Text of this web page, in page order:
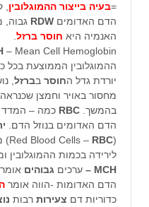
=בעיה בייצור ההמוגלובין,
הדם האדומים RDW
האנמיה היא חוסר ברזל.
– Mean Cell Hemoglobin מלמה מה היא
ההמוגלובין הממוצעת בכל
יורדת גדל החוסר בברזל,
מחסור באויר וחמצן
בהמשך. RBC כמה – המדד
הדם האדומים בנוזל הדם.
(Red Blood Cells –
RBC
)
לירידה בכמות ההמוגלובין
MCH –
ערכים גבוהים
הדם האדומות -הווה אומר
כדוריות דם צעירות רבות